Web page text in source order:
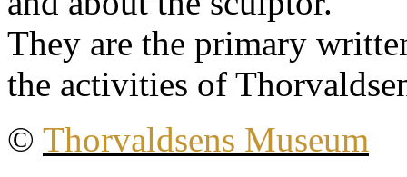
They are the primary
the activities of
© Thorvaldsens Museum